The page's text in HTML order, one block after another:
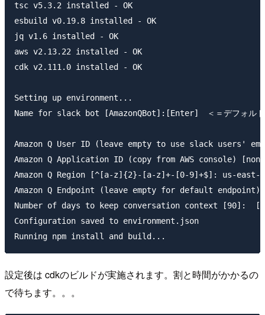
tsc v5.3.2 installed - OK
esbuild v0.19.8 installed - OK
jq v1.6 installed - OK
aws v2.13.22 installed - OK
cdk v2.111.0 installed - OK
Setting up environment...
Name for slack bot [AmazonQBot]:[Enter]　＜＝デフォルト
Amazon Q User ID (leave empty to use slack users'
Amazon Q Application ID (copy from AWS console)
Amazon Q Region [^[a-z]{2}-[a-z]+-[0-9]+$]: us-east-1  <=
Amazon Q Endpoint (leave empty for default endpoint)
Number of days to keep conversation context [90]:
Configuration saved to environment.json
設定後は cdkのビルドが実施されます。割と時間がかかるの
で待ちます。。。